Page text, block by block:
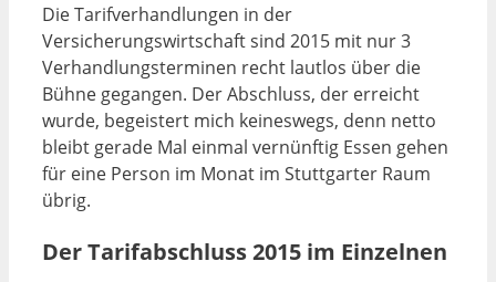
Die Tarifverhandlungen in der
Versicherungswirtschaft sind 2015 mit nur 3
Verhandlungsterminen recht lautlos über die
Bühne gegangen. Der Abschluss, der erreicht
wurde, begeistert mich keineswegs, denn netto
bleibt gerade Mal einmal vernünftig Essen gehen
für eine Person im Monat im Stuttgarter Raum
übrig.
Der Tarifabschluss 2015 im Einzelnen